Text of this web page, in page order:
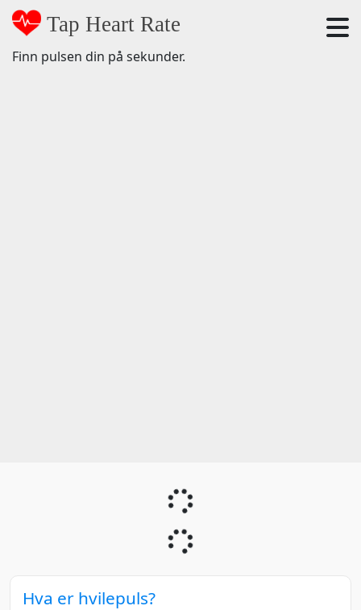
Tap Heart Rate
Finn pulsen din på sekunder.
Hva er hvilepuls?